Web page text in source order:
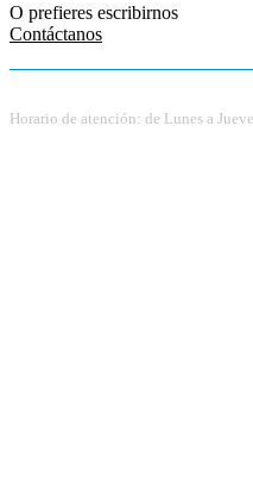
O prefieres escribirnos
Contáctanos
Horario de atención: de Lunes a